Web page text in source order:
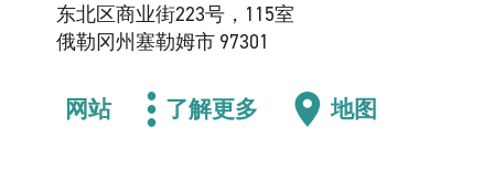
东北区商业街223号，115室
俄勒冈州塞勒姆市 97301
网站 了解更多 地图